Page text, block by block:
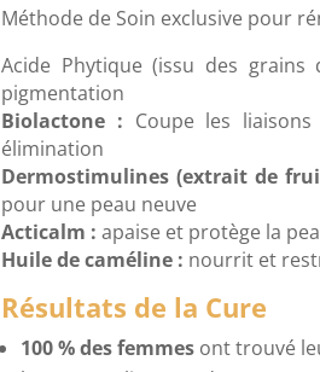
Méthode de Soin exclusive pour
Acide Phytique (issu des
pigmentation
Biolactone : Coupe les
élimination
Dermostimulines (extrait de
pour une peau neuve
Acticalm : apaise et protège la
Huile de caméline : nourrit et
Résultats de la Cure
100 % des femmes ont trouvé